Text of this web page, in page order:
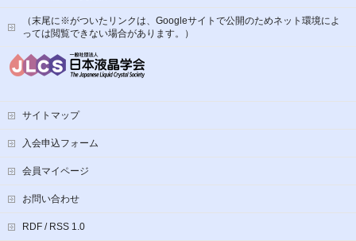
（末尾に※がついたリンクは、Googleサイトで公開のためネット環境によ
っては閲覧できない場合があります。）
サイトマップ
入会申込フォーム
会員マイページ
お問い合わせ
RDF / RSS 1.0